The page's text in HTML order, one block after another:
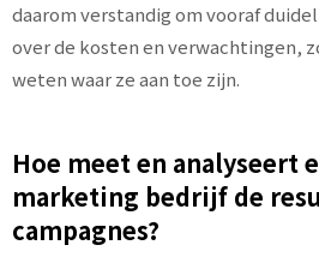
daarom verstandig om vooraf
over de kosten en verwachtingen,
weten waar ze aan toe zijn.
Hoe meet en analyseert
marketing bedrijf de
campagnes?